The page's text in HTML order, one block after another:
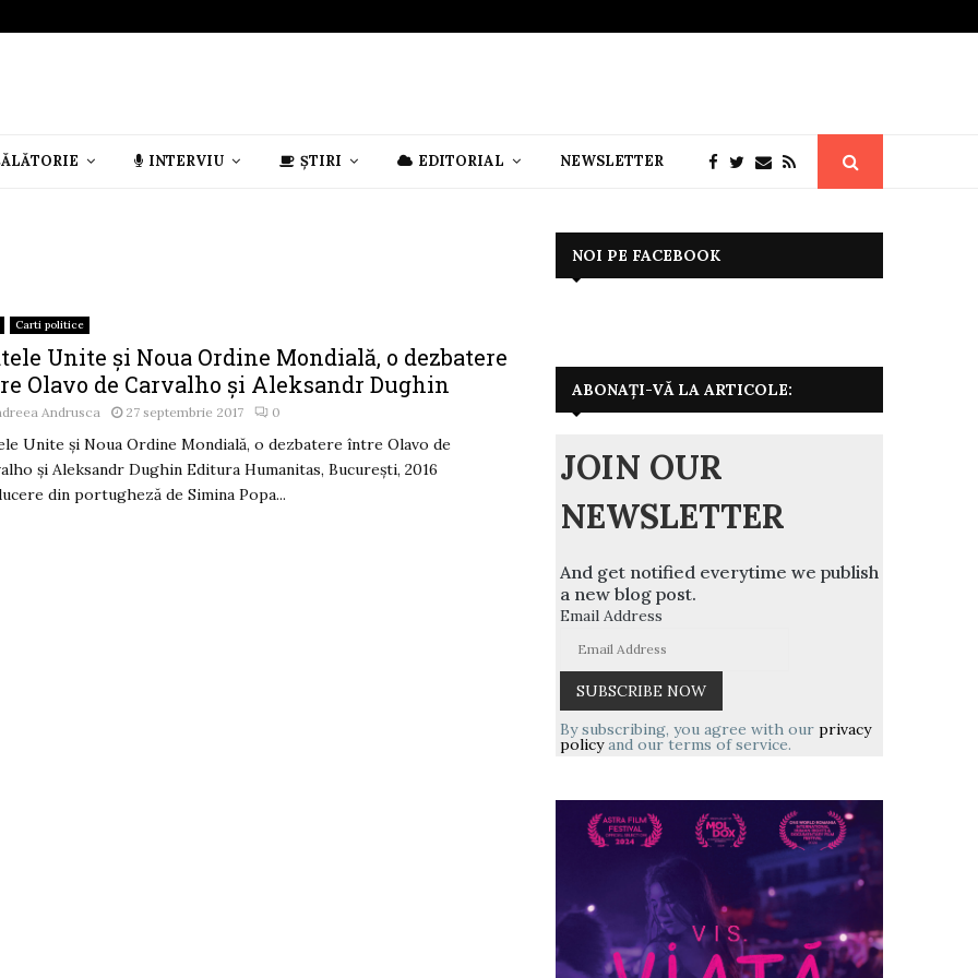
INTERVIU ȘTIRI EDITORIAL NEWSLETTER
Carti politice
Unite și Noua Ordine Mondială, o dezbatere
Olavo de Carvalho și Aleksandr Dughin
Andrusca 27 septembrie 2017 0
Unite și Noua Ordine Mondială, o dezbatere între Olavo de
și Aleksandr Dughin Editura Humanitas, București, 2016
din portugheză de Simina Popa...
NOI PE FACEBOOK
ABONAȚI-VĂ LA ARTICOLE:
JOIN OUR
NEWSLETTER
And get notified everytime we publish
a new blog post.
Email Address
By subscribing, you agree with our privacy
policyand our terms of service.